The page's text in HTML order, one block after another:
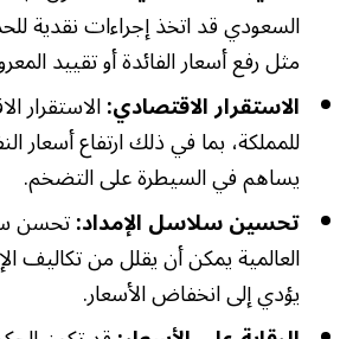
السعودي قد اتخذ إجراءات نقدية
مثل رفع أسعار الفائدة أو تقييد
الاستقرار الاقتصادي:الاستقرار
للمملكة، بما في ذلك ارتفاع أسعار
يساهم في السيطرة على التضخم.
تحسين سلاسل الإمداد:تحسن
العالمية يمكن أن يقلل من تكاليف
يؤدي إلى انخفاض الأسعار.